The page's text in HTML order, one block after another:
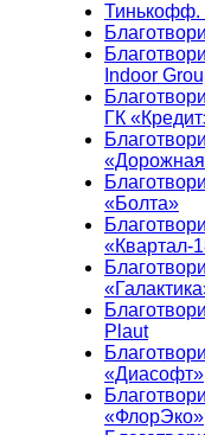
Тинькофф.
Indoor
ГК
«Дорожная
«Болта»
«Квартал-
Plaut
«Диасофт»
«ФлорЭко»